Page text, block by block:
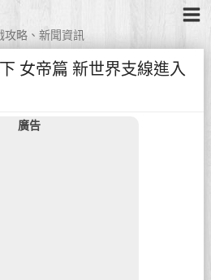
攻略、新聞資訊
女帝篇 新世界支線進入
廣告